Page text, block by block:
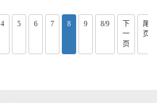
4 5 6 7 8 9 8/9
下
一
页
尾
页